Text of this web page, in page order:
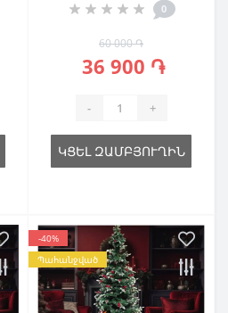
0
60 000 ֏
36 900 ֏
- +
ԿՑԵԼ ԶԱՄԲՅՈՒՂԻՆ
-40%
Պահանջված